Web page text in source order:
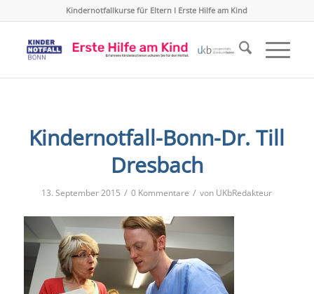
Kindernotfallkurse für Eltern I Erste Hilfe am Kind
Kindernotfall-Bonn-Dr. Till
Dresbach
13. September 2015 / 0 Kommentare / von UKbRedakteur